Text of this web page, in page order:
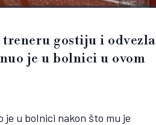
gostiju i odvezla
je u bolnici u ovom
je u bolnici nakon što mu je